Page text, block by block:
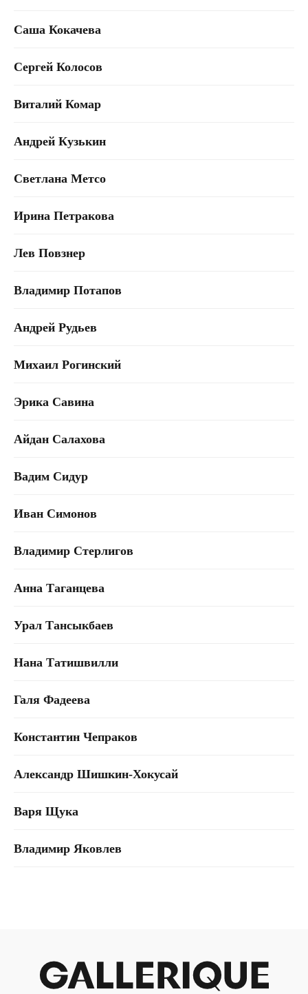
Саша Кокачева
Сергей Колосов
Виталий Комар
Андрей Кузькин
Светлана Метсо
Ирина Петракова
Лев Повзнер
Владимир Потапов
Андрей Рудьев
Михаил Рогинский
Эрика Савина
Айдан Салахова
Вадим Сидур
Иван Симонов
Владимир Стерлигов
Анна Таганцева
Урал Тансыкбаев
Нана Татишвилли
Галя Фадеева
Константин Чепраков
Александр Шишкин-Хокусай
Варя Щука
Владимир Яковлев
info@gallerique.ru
Ценность обретения
визуального